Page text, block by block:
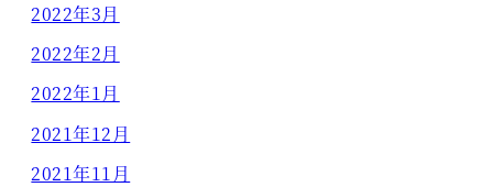
2022年3月
2022年2月
2022年1月
2021年12月
2021年11月